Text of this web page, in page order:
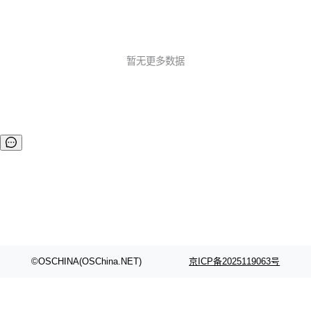
暂无更多数据
©OSCHINA(OSChina.NET) 京ICP备2025119063号